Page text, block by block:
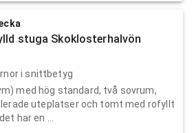
stuga Skoklosterhalvön
i snittbetyg
med hög standard, två sovrum,
uteplatser och tomt med rofyllt
har en ...